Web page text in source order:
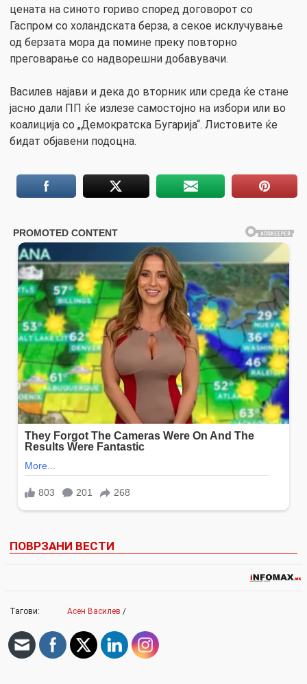
цената на синото гориво според договорот со
Гаспром со холандската берза, а секое исклучување
од берзата мора да помине преку повторно
преговарање со надворешни добавувачи.
Василев најави и дека до вторник или среда ќе стане
јасно дали ПП ќе излезе самостојно на избори или во
коалиција со „Демократска Бугарија“. Листовите ќе
бидат објавени подоцна.
ПОВРЗАНИ ВЕСТИ
Тагови: Асен Василев /